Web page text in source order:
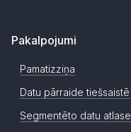
Pakalpojumi
Pamatizziņa
Datu pārraide tiešsaistē
Segmentēto datu atlase